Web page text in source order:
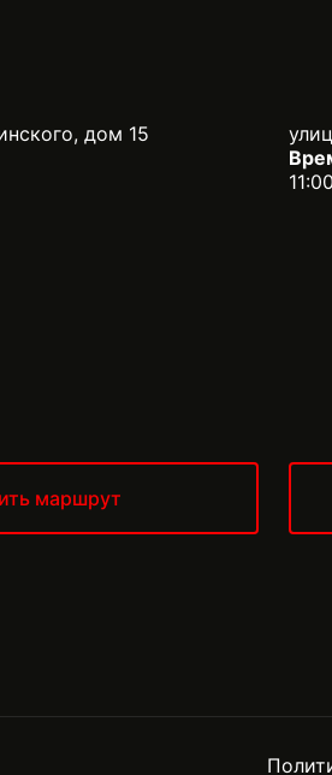
дом 15
маршрут